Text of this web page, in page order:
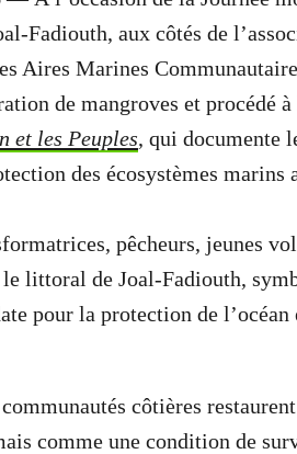
Fadiouth, aux côtés de
Aires Marines
de mangroves et procédé
et les Peuples, qui documente
des écosystèmes marins
pêcheurs, jeunes
littoral de Joal-Fadiouth,
pour la protection de l’océan
côtières
comme une condition de